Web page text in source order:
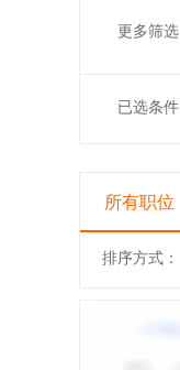
更多筛选
已选条件
所有职位
排序方式：